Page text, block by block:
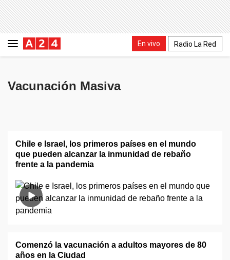
En vivo Radio La Red
Vacunación Masiva
Chile e Israel, los primeros países en el mundo
que pueden alcanzar la inmunidad de rebaño
frente a la pandemia
Comenzó la vacunación a adultos mayores de 80
años en la Ciudad